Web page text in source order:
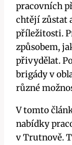
pracovních
chtějí zůstat
příležitosti.
způsobem,
přivydělat.
brigády v
různé
V tomto
nabídky
v Trutnově.